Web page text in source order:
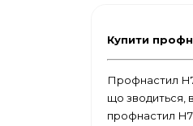
Купити
Профнастил
що зводиться,
профнастил